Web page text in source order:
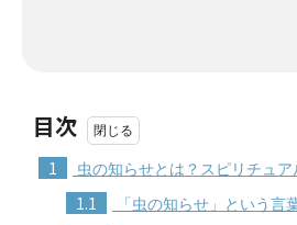
目次
1 虫の知らせとは？スピリチュア
1.1 「虫の知らせ」という言